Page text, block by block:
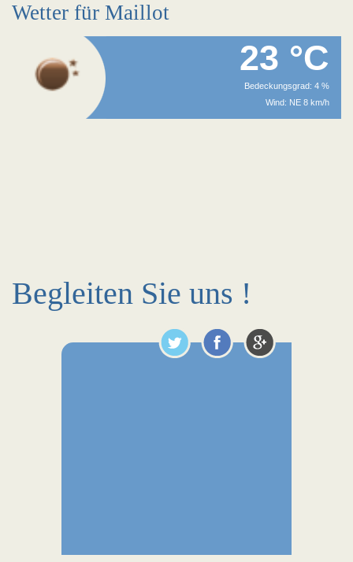
Wetter für Maillot
23 °C
Bedeckungsgrad: 4 %
Wind: NE 8 km/h
Begleiten Sie uns !